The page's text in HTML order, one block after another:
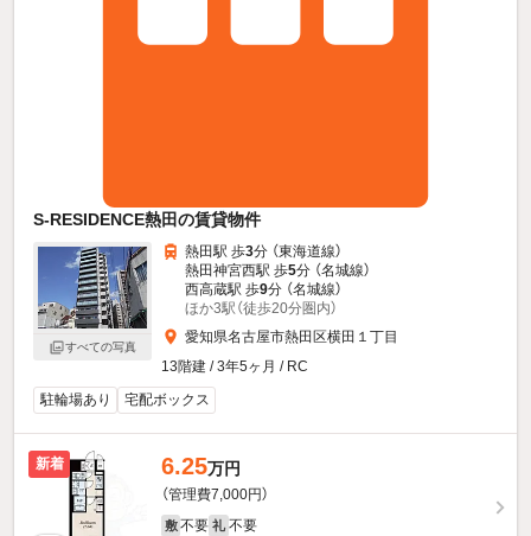
S-RESIDENCE熱田の賃貸物件
すべての写真
熱田駅 歩3分 （東海道線）
熱田神宮西駅 歩5分 （名城線）
西高蔵駅 歩9分 （名城線）
ほか3駅（徒歩20分圏内）
愛知県名古屋市熱田区横田１丁目
13階建 / 3年5ヶ月 / RC
駐輪場あり
宅配ボックス
新着 6.25万円
（管理費7,000円）
敷 不要 礼 不要